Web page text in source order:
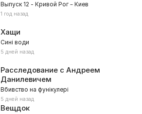
Выпуск 12 - Кривой Рог – Киев
1 год назад
Хащи
Сині води
5 дней назад
Расследование с Андреем
Данилевичем
Вбивство на фунікулері
5 дней назад
Вещдок